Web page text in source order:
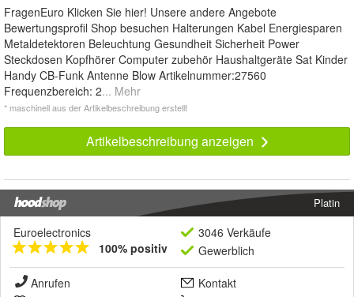
FragenEuro Klicken Sie hier! Unsere andere Angebote
Bewertungsprofil Shop besuchen Halterungen Kabel Energiesparen
Metaldetektoren Beleuchtung Gesundheit Sicherheit Power
Steckdosen Kopfhörer Computer zubehör Haushaltgeräte Sat Kinder
Handy CB-Funk Antenne Blow Artikelnummer:27560
Frequenzbereich: 2... Mehr
* maschinell aus der Artikelbeschreibung erstellt
Artikelbeschreibung anzeigen
Platin
Euroelectronics
100% positiv
3046 Verkäufe
Gewerblich
Anrufen
Kontakt